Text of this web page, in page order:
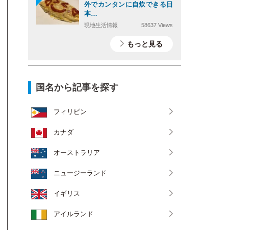
外でカンタンに自炊できる日
本…
現地生活情報 58637 Views
もっと見る
国名から記事を探す
フィリピン
カナダ
オーストラリア
ニュージーランド
イギリス
アイルランド